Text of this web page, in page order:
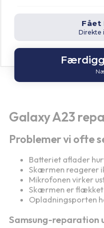
Fået
Direkte
Galaxy A23
Problemer vi ofte
Batteriet aflader
Skærmen reagerer
Mikrofonen virker
Skærmen er
Opladningsporten
Samsung-reparation